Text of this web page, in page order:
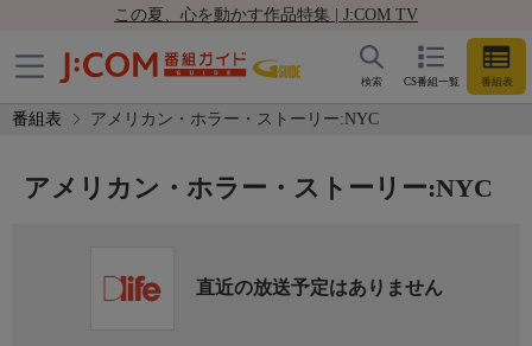
この夏、心を動かす作品特集 | J:COM TV
CS番組一覧 番組表
検索
番組表 アメリカン・ホラー・ストーリー:NYC
アメリカン・ホラー・ストーリー:NYC
直近の放送予定はありません